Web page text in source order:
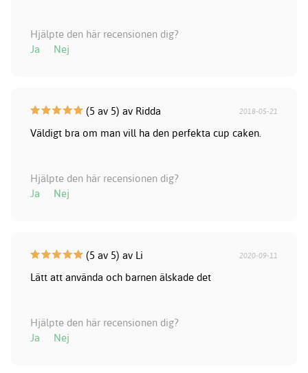
Hjälpte den här recensionen dig?
Ja
Nej
(5 av 5) av Ridda 2018-05-21
Väldigt bra om man vill ha den perfekta cup caken.
Hjälpte den här recensionen dig?
Ja
Nej
(5 av 5) av Li 2020-09-11
Lätt att använda och barnen älskade det
Hjälpte den här recensionen dig?
Ja
Nej